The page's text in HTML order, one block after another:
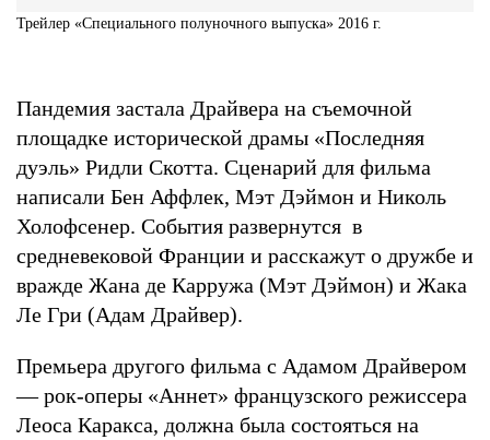
Трейлер «Специального полуночного выпуска» 2016 г.
Пандемия застала Драйвера на съемочной
площадке исторической драмы «Последняя
дуэль» Ридли Скотта. Сценарий для фильма
написали Бен Аффлек, Мэт Дэймон и Николь
Холофсенер. События развернутся в
средневековой Франции и расскажут о дружбе и
вражде Жана де Карружа (Мэт Дэймон) и Жака
Ле Гри (Адам Драйвер).
Премьера другого фильма с Адамом Драйвером
— рок-оперы «Аннет» французского режиссера
Леоса Каракса, должна была состояться на